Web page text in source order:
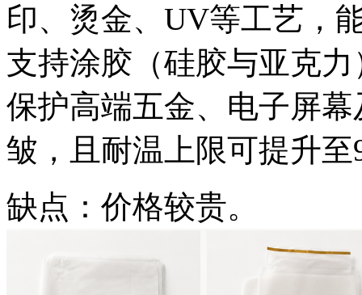
印、烫金、UV等工艺，
支持涂胶（硅胶与亚克
保护高端五金、电子屏
皱，且耐温上限可提升至
缺点：价格较贵。